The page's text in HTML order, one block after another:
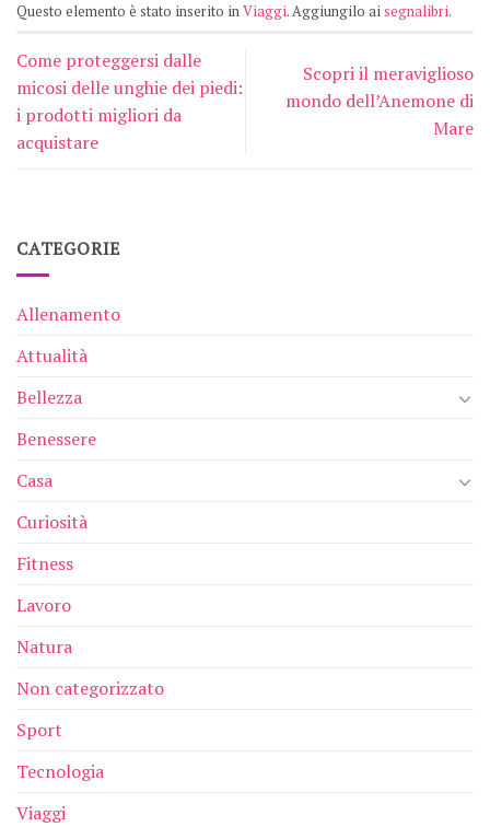
Questo elemento è stato inserito inViaggi. Aggiungilo aisegnalibri.
Come proteggersi dalle
micosi delle unghie dei piedi:
i prodotti migliori da
acquistare
Scopri il meraviglioso
mondo dell’Anemone di
Mare
CATEGORIE
Allenamento
Attualità
Bellezza
Benessere
Casa
Curiosità
Fitness
Lavoro
Natura
Non categorizzato
Sport
Tecnologia
Viaggi